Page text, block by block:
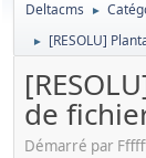
Deltacms ►
► [RESOLU]
de
Démarré par